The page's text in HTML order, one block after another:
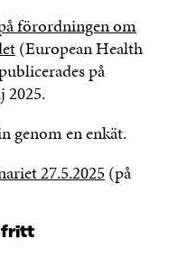
förordningen om
(European Health
på
2025.
genom en enkät.
27.5.2025(på